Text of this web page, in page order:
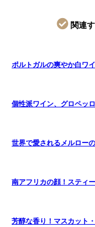
関連す
ポルトガルの爽やか白ワ
個性派ワイン、グロペッ
世界で愛されるメルロー
南アフリカの顔！スティ
芳醇な香り！マスカット